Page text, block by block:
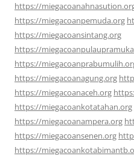
https://
https://miegacoanpemuda.org
https://miegacoansintang.org
https://
https://
https://miegacoanagung.org
https://miegacoanaceh.org
https://miegacoankotatahan.org
https://miegacoanampera.org
https://miegacoansenen.org
https://